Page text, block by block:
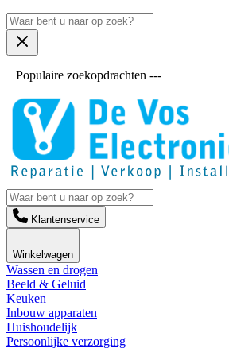
Populaire zoekopdrachten ---
Klantenservice
Winkelwagen
Wassen en drogen
Beeld & Geluid
Keuken
Inbouw apparaten
Huishoudelijk
Persoonlijke verzorging